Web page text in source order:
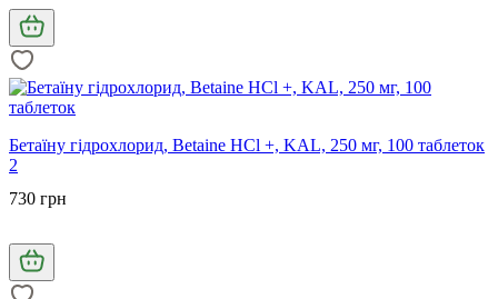
Бетаїну гідрохлорид, Betaine HCl +, KAL, 250 мг, 100 таблеток
2
730 грн